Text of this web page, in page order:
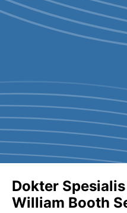
Dokter
William Booth